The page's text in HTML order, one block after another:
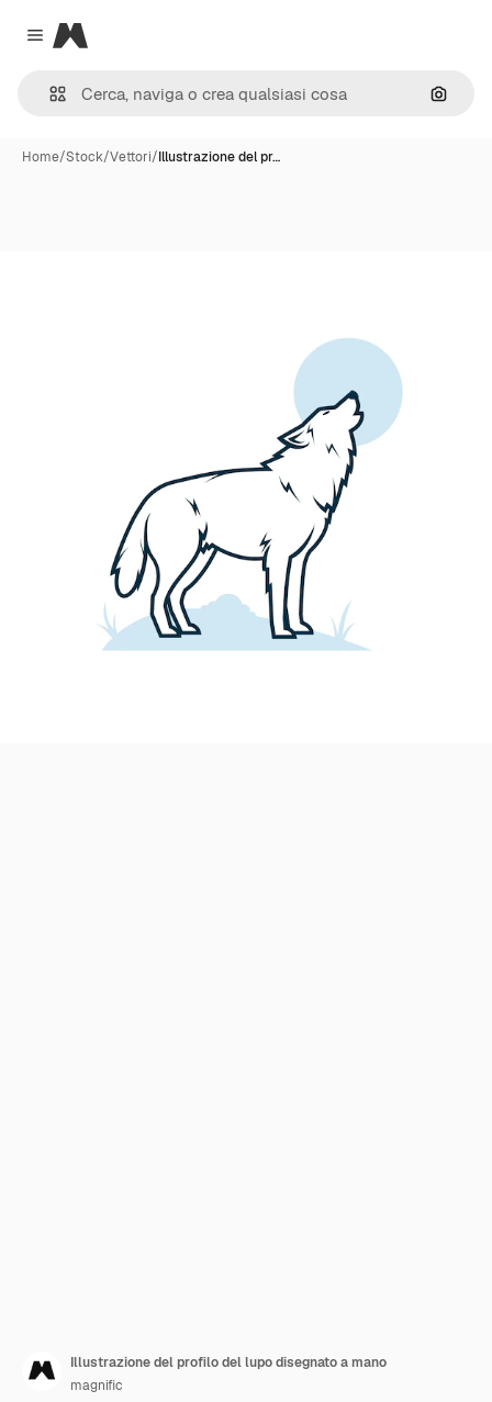
Close menu
Magnific
Cerca
Home/Stock/Vettori/Illustrazione del pr…
Illustrazione del profilo del lupo disegnato a mano
magnific